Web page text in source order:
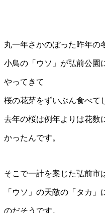
丸一年さかのぼった昨年の
小鳥の「ウソ」が弘前公園
やってきて
桜の花芽をずいぶん食べて
去年の桜は例年よりは花数
かったんです。
そこで一計を案じた弘前市
「ウソ」の天敵の「タカ」
のだそうです。